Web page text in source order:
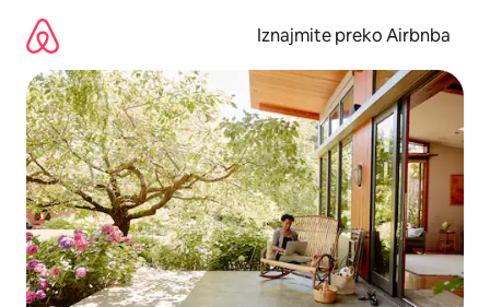
sadržaj
Iznajmite preko Airbnba